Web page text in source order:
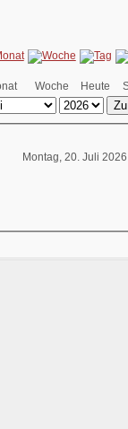
Woche Heute
Montag, 20. Juli 2026